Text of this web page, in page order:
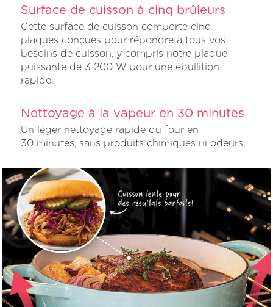
Surface de cuisson à cinq brûleurs
Cette surface de cuisson comporte cinq
plaques conçues pour répondre à tous vos
besoins de cuisson, y compris notre plaque
puissante de 3 200 W pour une ébullition
rapide.
Nettoyage à la vapeur en 30 minutes
Un léger nettoyage rapide du four en
30 minutes, sans produits chimiques ni odeurs.